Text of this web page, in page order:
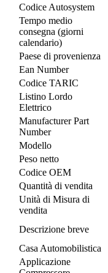
Codice Autosystem
Tempo medio
consegna (giorni
calendario)
Paese di provenienza
Ean Number
Codice TARIC
Listino Lordo
Elettrico
Manufacturer Part
Number
Modello
Peso netto
Codice OEM
Quantità di vendita
Unità di Misura di
vendita
Descrizione breve
Casa Automobilistica
Applicazione